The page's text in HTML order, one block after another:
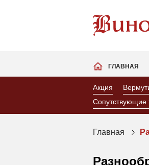
ГЛАВНАЯ
Акция
Сопутствующие
Главная